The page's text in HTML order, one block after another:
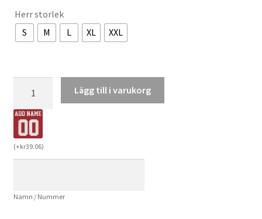
Herr storlek
S
M L XL XXL
United
Hemmatröja
2026/27
Kobbie
Mainoo
Långärmad
Lägg till i varukorg
(+kr39.06)
Namn / Nummer